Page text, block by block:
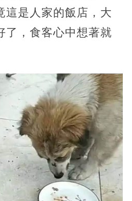
這是人家的飯店，大
了，食客心中想著就